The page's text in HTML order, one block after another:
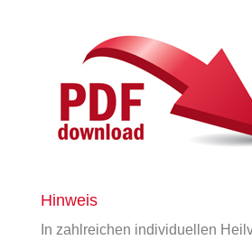
Hinweis
In zahlreichen individuellen